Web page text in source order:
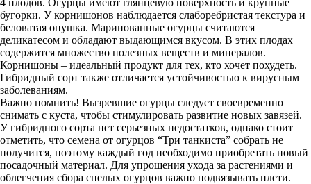
4 плодов. Огурцы имеют глянцевую поверхность и крупные
бугорки. У корнишонов наблюдается слаборебристая текстура и
беловатая опушка. Маринованные огурцы считаются
деликатесом и обладают выдающимся вкусом. В этих плодах
содержится множество полезных веществ и минералов.
Корнишоны – идеальный продукт для тех, кто хочет похудеть.
Гибридный сорт также отличается устойчивостью к вирусным
заболеваниям.
Важно помнить! Вызревшие огурцы следует своевременно
снимать с куста, чтобы стимулировать развитие новых завязей.
У гибридного сорта нет серьезных недостатков, однако стоит
отметить, что семена от огурцов “Три танкиста” собрать не
получится, поэтому каждый год необходимо приобретать новый
посадочный материал. Для упрощения ухода за растениями и
облегчения сбора спелых огурцов важно подвязывать плети.